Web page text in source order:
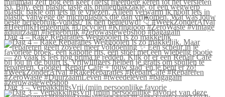
Dag 4 – Rake Reparaties Weggooien is zo makkelijk
Dag 3 – VerpakkingsVrij (mijn persoonlijke favorie